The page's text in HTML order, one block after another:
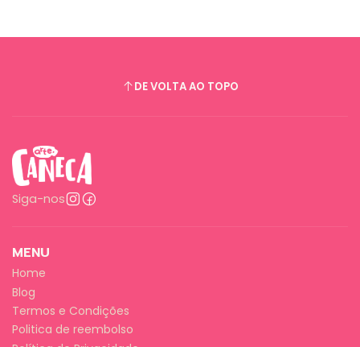
DE VOLTA AO TOPO
Siga-nos
MENU
Home
Blog
Termos e Condições
Politica de reembolso